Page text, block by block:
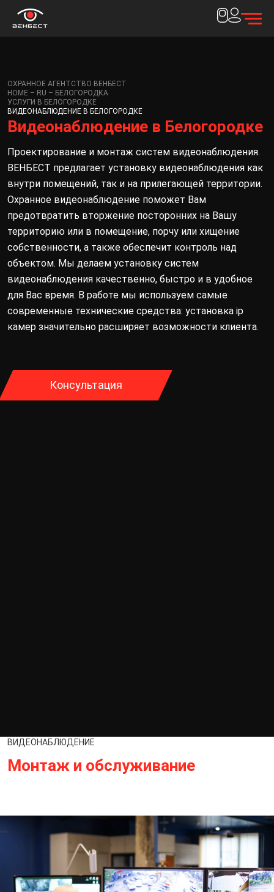
ОХРАННОЕ АГЕНТСТВО ВЕНБЕСТ
HOME – RU – БЕЛОГОРОДКА
УСЛУГИ В БЕЛОГОРОДКЕ
ВИДЕОНАБЛЮДЕНИЕ В БЕЛОГОРОДКЕ
Видеонаблюдение в Белогородке
Проектирование и монтаж систем видеонаблюдения.
ВЕНБЕСТ предлагает установку видеонаблюдения как
внутри помещений, так и на прилегающей территории.
Охранное видеонаблюдение поможет Вам
предотвратить вторжение посторонних на Вашу
территорию или в помещение, порчу или хищение
собственности, а также обеспечит контроль над
объектом. Мы делаем установку систем
видеонаблюдения качественно, быстро и в удобное
для Вас время. В работе мы используем самые
современные технические средства: установка ip
камер значительно расширяет возможности клиента.
Консультация
ВИДЕОНАБЛЮДЕНИЕ
Монтаж и обслуживание